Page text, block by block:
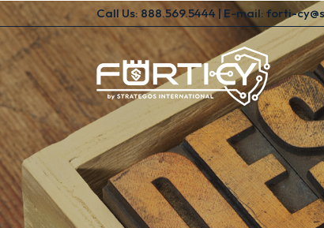
Call Us: 888.569.5444 | E-mail: forti-